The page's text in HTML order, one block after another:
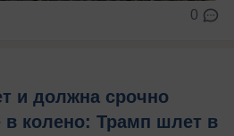
0
и должна срочно
в колено: Трамп шлет в